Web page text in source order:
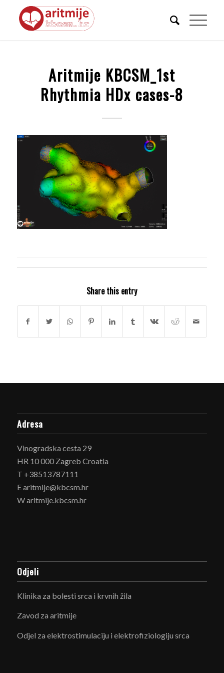
Aritmije KBCSM_1st
Rhythmia HDx cases-8
Share this entry
Adresa
Vinogradska cesta 29
HR 10 000 Zagreb Croatia
T +38513787111
E aritmije@kbcsm.hr
W aritmije.kbcsm.hr
Odjeli
Klinika za bolesti srca i krvnih žila
Zavod za aritmije
Odjel za elektrostimulaciju i elektrofiziologiju srca